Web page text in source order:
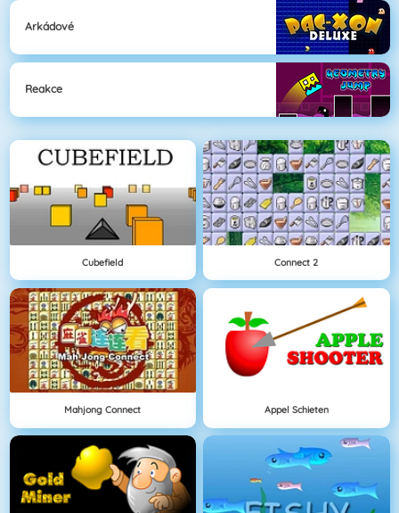
Arkádové
Reakce
Cubefield Connect 2
Mahjong Connect Appel Schieten